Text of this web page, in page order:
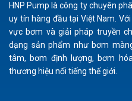
hư hại bơm.
An toàn vận hành: Là
yêu cầu điện năng, loại
cho các khu vực nguy
Dễ dàng bảo trì:Cấu tạo
HNP Pump là công ty chuyên
uy tín hàng đầu tại Việt Nam.
vực bơm và giải pháp truyền
dạng sản phẩm như bơm
tâm, bơm định lượng, bơm
thương hiệu nổi tiếng thế giới.